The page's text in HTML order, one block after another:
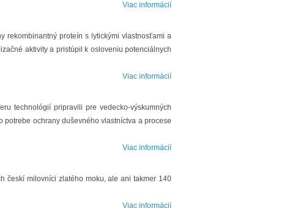
Viac informácií
rekombinantný proteín s lytickými vlastnosťami a
aktivity a pristúpil k osloveniu potenciálnych
Viac informácií
technológií pripravili pre vedecko-výskumných
ochrany duševného vlastníctva a procese
Viac informácií
českí milovníci zlatého moku, ale ani takmer 140
Viac informácií